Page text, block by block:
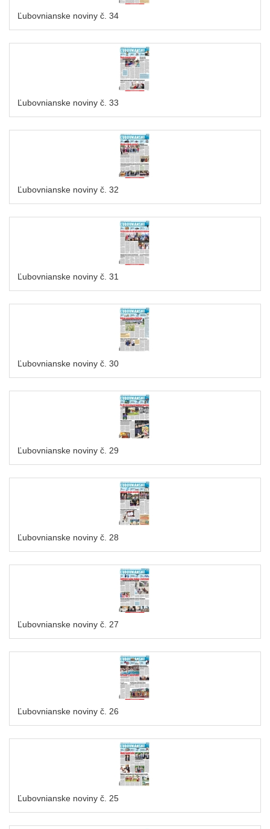
Ľubovnianske noviny č. 34
Ľubovnianske noviny č. 33
Ľubovnianske noviny č. 32
Ľubovnianske noviny č. 31
Ľubovnianske noviny č. 30
Ľubovnianske noviny č. 29
Ľubovnianske noviny č. 28
Ľubovnianske noviny č. 27
Ľubovnianske noviny č. 26
Ľubovnianske noviny č. 25